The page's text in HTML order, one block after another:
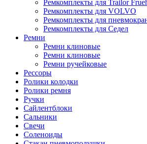
Ремкомплекты для Trailor
Ремкомплекты для VOLVO
Ремкомплекты для
Ремкомплекты для Седел
Ремни
Ремни клиновые
Ремни клиновые
Ремни ручейковые
Рессоры
Ролики колодки
Ролики ремня
Ручки
Сайлентблоки
Сальники
Свечи
Соленоиды